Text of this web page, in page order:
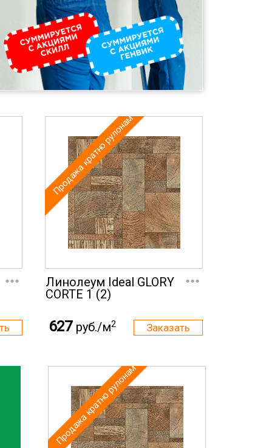
...
Продажа кратно рулонам
Линолеум Ideal GLORY
CORTE 1 (2)
...
627 руб./м2
Продажа кратно рулонам